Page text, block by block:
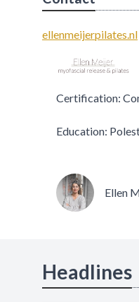
ellenmeijerpilates.nl
Certification:
Education:
Ellen
Headlines